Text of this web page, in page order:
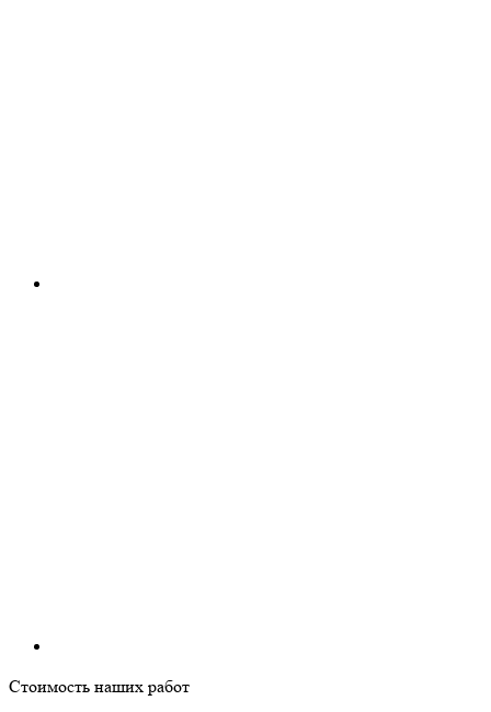
Стоимость наших работ